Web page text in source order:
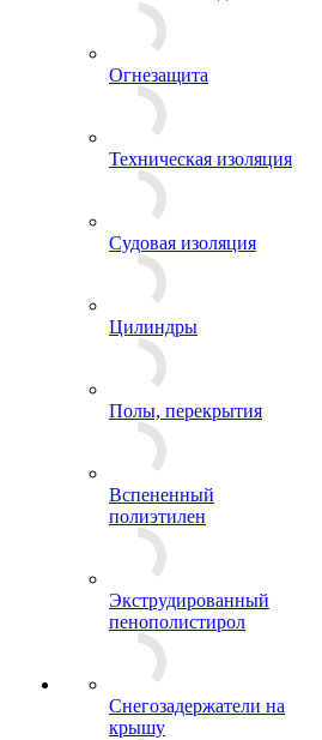
Огнезащита
Техническая изоляция
Судовая изоляция
Цилиндры
Полы, перекрытия
Вспененный
полиэтилен
Экструдированный
пенополистирол
Снегозадержатели на
крышу